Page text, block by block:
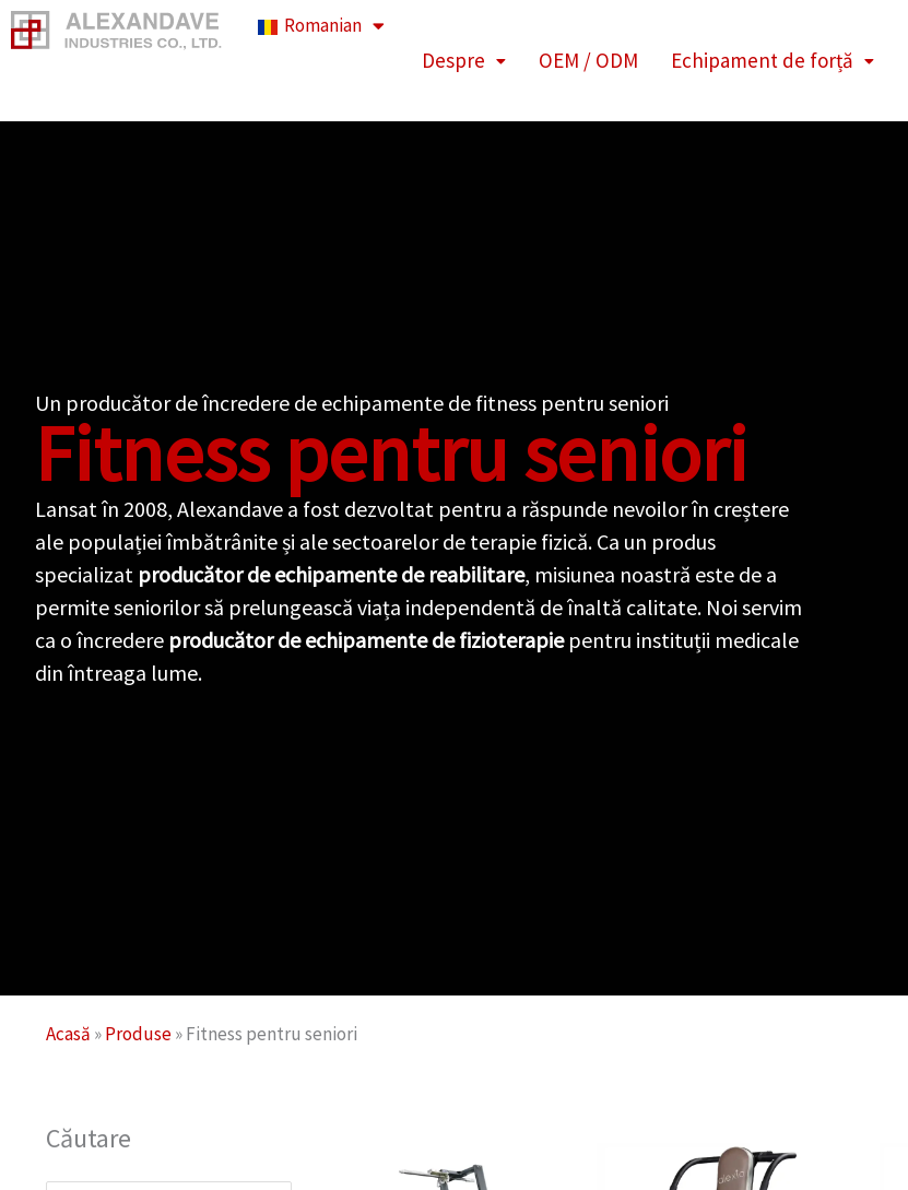
Salt
la
Romanian
Despre OEM / ODM Echipament de forță
Un producător de încredere de echipamente de fitness pentru seniori
Fitness pentru seniori
Lansat în 2008, Alexandave a fost dezvoltat pentru a răspunde nevoilor în creștere
ale populației îmbătrânite și ale sectoarelor de terapie fizică. Ca un produs
specializat producător de echipamente de reabilitare, misiunea noastră este de a
permite seniorilor să prelungească viața independentă de înaltă calitate. Noi servim
ca o încredere producător de echipamente de fizioterapiepentru instituții medicale
din întreaga lume.
Acasă »Produse»Fitness pentru seniori
Căutare